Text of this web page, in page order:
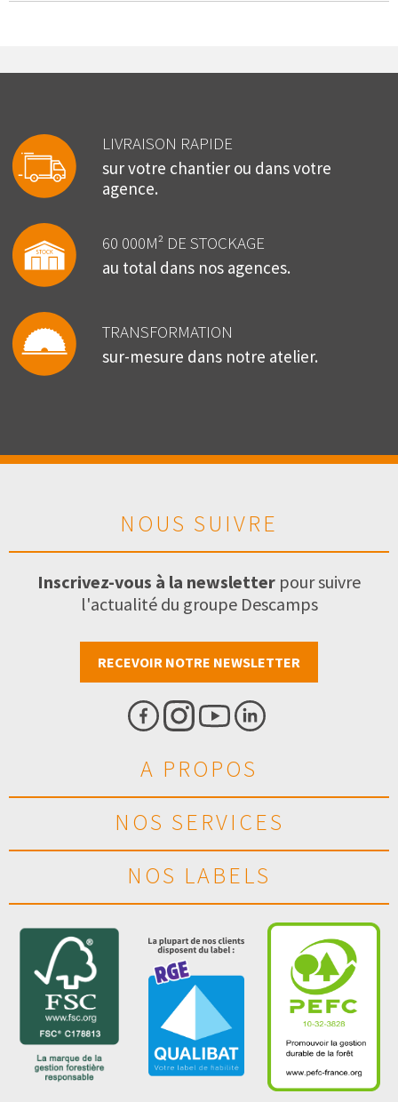
LIVRAISON RAPIDE
sur votre chantier ou dans votre
agence.
60 000M² DE STOCKAGE
au total dans nos agences.
TRANSFORMATION
sur-mesure dans notre atelier.
NOUS SUIVRE
Inscrivez-vous à la newsletter pour suivre
l'actualité du groupe Descamps
RECEVOIR NOTRE NEWSLETTER
A PROPOS
NOS SERVICES
NOS LABELS